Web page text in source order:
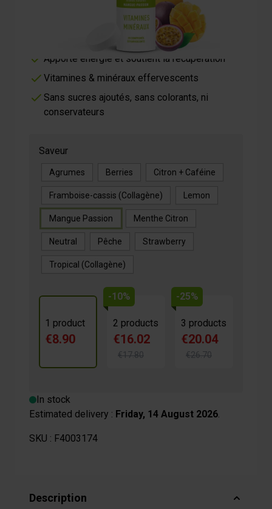
Hydratation optimale grâce aux électrolytes
Apporte énergie et soutient la récupération
Vitamines & minéraux effervescents
Sans sucres ajoutés, sans colorants, ni
conservateurs
Saveur
Agrumes Berries Citron + Caféine
Framboise-cassis (Collagène) Lemon
Mangue Passion Menthe Citron
Neutral Pêche Strawberry
Tropical (Collagène)
1 product
€8.90
-10%
2 products
€16.02
€17.80
-25%
3 products
€20.04
€26.70
In stock
Estimated delivery : Friday, 14 August 2026.
SKU : F4003174
Description